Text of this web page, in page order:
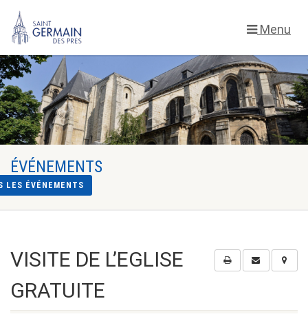
Menu
ÉVÉNEMENTS
LES ÉVÉNEMENTS
VISITE DE L’EGLISE
GRATUITE